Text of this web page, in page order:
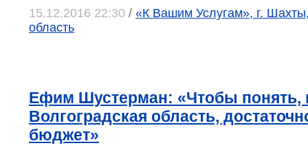
15.12.2016 22:30 / «К Вашим Услугам», г.
область
Ефим Шустерман: «Чтобы понять,
Волгоградская область,
бюджет»